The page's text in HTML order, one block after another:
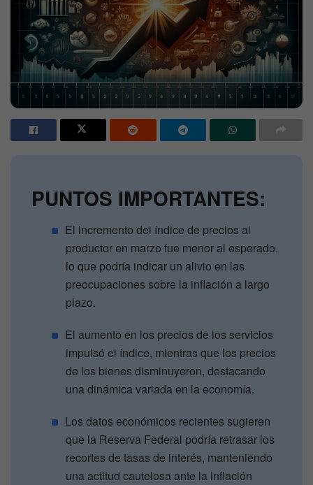
PUNTOS IMPORTANTES:
El incremento del índice de precios al
productor en marzo fue menor al esperado,
lo que podría indicar un alivio en las
preocupaciones sobre la inflación a largo
plazo.
El aumento en los precios de los servicios
impulsó el índice, mientras que los precios
de los bienes disminuyeron, destacando
una dinámica variada en la economía.
Los datos económicos recientes sugieren
que la Reserva Federal podría retrasar los
recortes de tasas de interés, manteniendo
una actitud cautelosa ante la inflación